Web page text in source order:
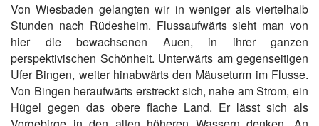
Von Wiesbaden gelangten wir in weniger als viertelhalb
Stunden nach Rüdesheim. Flussaufwärts sieht man von
hier die bewachsenen Auen, in ihrer ganzen
perspektivischen Schönheit. Unterwärts am gegenseitigen
Ufer Bingen, weiter hinabwärts den Mäuseturm im Flusse.
Von Bingen heraufwärts erstreckt sich, nahe am Strom, ein
Hügel gegen das obere flache Land. Er lässt sich als